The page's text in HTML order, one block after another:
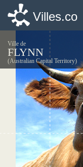
Villes.co
Ville de
FLYNN
(Australian Capital Territory)
Villes.co